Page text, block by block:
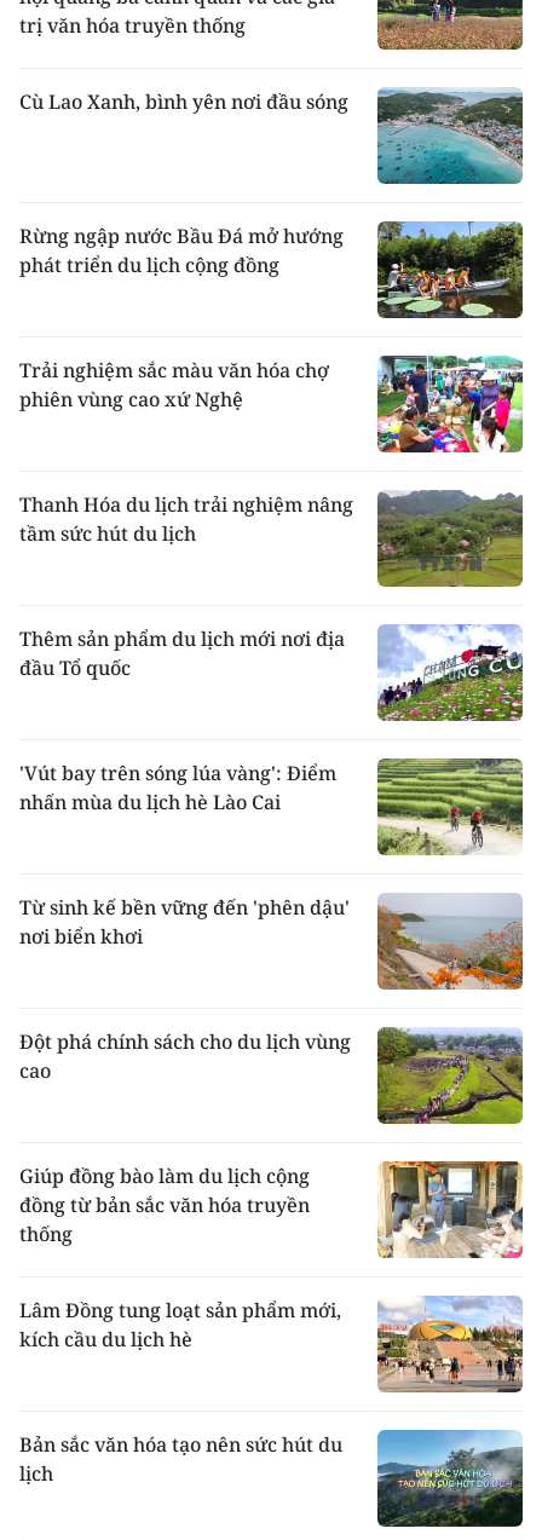
trị văn hóa truyền thống
Cù Lao Xanh, bình yên nơi đầu sóng
Rừng ngập nước Bầu Đá mở hướng
phát triển du lịch cộng đồng
Trải nghiệm sắc màu văn hóa chợ
phiên vùng cao xứ Nghệ
Thanh Hóa du lịch trải nghiệm nâng
tầm sức hút du lịch
Thêm sản phẩm du lịch mới nơi địa
đầu Tổ quốc
'Vút bay trên sóng lúa vàng': Điểm
nhấn mùa du lịch hè Lào Cai
Từ sinh kế bền vững đến 'phên dậu'
nơi biển khơi
Đột phá chính sách cho du lịch vùng
cao
Giúp đồng bào làm du lịch cộng
đồng từ bản sắc văn hóa truyền
thống
Lâm Đồng tung loạt sản phẩm mới,
kích cầu du lịch hè
Bản sắc văn hóa tạo nên sức hút du
lịch